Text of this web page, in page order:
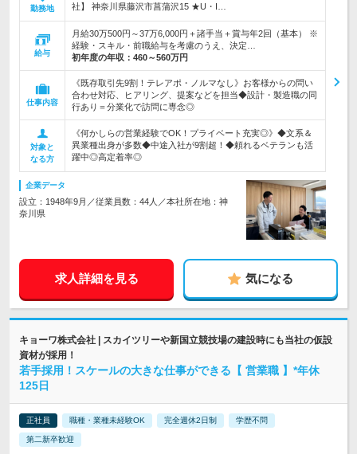
勤務地
社】 神奈川県藤沢市菖蒲沢15 ★U・I…
給与
月給30万500円～37万6,000円＋諸手当＋賞与年2回（基本） ※
経験・スキル・前職給与を考慮のうえ、決定…
初年度の年収： 460～560万円
仕事内容
《既存取引先9割！テレアポ・ノルマなし》お客様からの問い
合わせ対応、ヒアリング、提案などを担当◆設計・製造職の同
行あり＝分業化で訪問に専念◎
対象と
なる方
《何かしらの営業経験でOK！プライベート充実◎》◆文系＆
異業種出身が多数◆中途入社が9割超！◆頼れるベテランも活
躍中◎高定着率◎
企業データ
設立：1948年9月／従業員数：44人／本社所在地：神
奈川県
求人詳細を見る 気になる
キョーワ株式会社 | スカイツリーや新国立競技場の建設時にも当社の仮設
資材が採用！
若手採用！スケールの大きな仕事ができる【 営業職 】*年休
125日
正社員 職種・業種未経験OK 完全週休2日制 学歴不問
第二新卒歓迎